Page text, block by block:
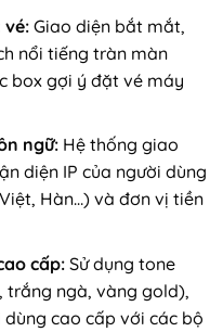
vé:Giao diện bắt mắt,
nổi tiếng tràn màn
box gợi ý đặt vé máy
ngữ:Hệ thống giao
diện IP của người dùng
Hàn…) và đơn vị tiền
cấp:Sử dụng tone
trắng ngà, vàng gold),
cao cấp với các bộ